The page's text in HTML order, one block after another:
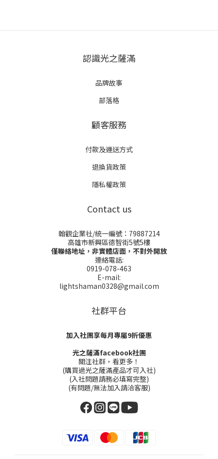
認識光之薩滿
品牌故事
部落格
顧客服務
付款及運送方式
退換貨政策
隱私權政策
Contact us
翰觀企業社/統一編號：79887214
高雄市新興區德智街5號5樓
僅聯絡地址，非實體店面，不對外開放
連絡電話:
0919-078-463
E-mail:
lightshaman0328@gmail.com
社群平台
加入社團享每月專屬9折優惠
光之薩滿facebook社團
關注社群，看更多！
(購買過光之薩滿產品才可入社)
(入社問題請務必填寫完整)
(有問題/無法加入請洽客服)